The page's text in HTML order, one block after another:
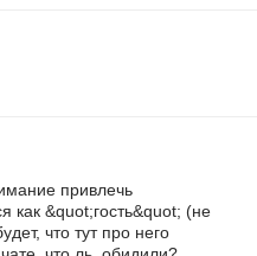
привлечь
как &quot;гость&quot; (не
что тут про него